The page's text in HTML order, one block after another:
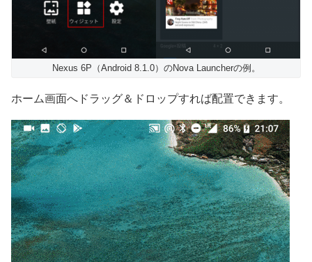
Nexus 6P（Android 8.1.0）のNova Launcherの例。
ホーム画面へドラッグ＆ドロップすれば配置できます。